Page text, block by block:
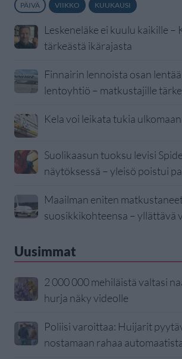
PÄIVÄ VIIKKO KUUKAUSI
Leskeneläke ei kuulu kaikille –
tärkeästä ikärajasta
Finnairin lennoista osan
lentoyhtiö – matkustajille
Kela voi leikata tukia
Suolikaasun tuoksu levisi
näytöksessä – yleisö poistui
Maailman eniten
suosikkikohteensa – yllättävä
Uusimmat
2 000 000 mehiläistä valtasi
hurja näky videolle
Poliisi varoittaa: Huijarit
nostamaan rahaa